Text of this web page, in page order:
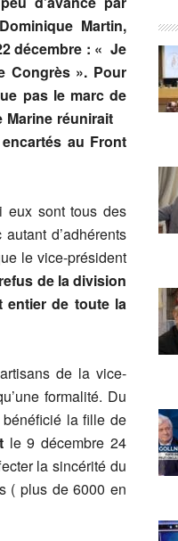
Martin,
décembre : « Je
Congrès ». Pour
pas le marc de
Marine réunirait
au Front
sont tous des
d’adhérents
le vice-président
de la division
entier de toute la
de la vice-
formalité. Du
la fille de
le 9 décembre 24
la sincérité du
( plus de 6000 en